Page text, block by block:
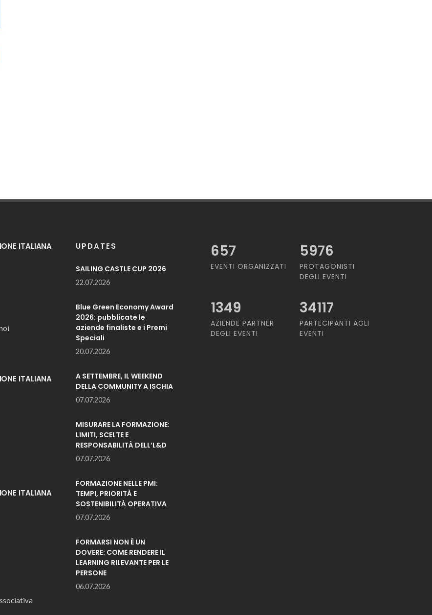
ITALIANA
ITALIANA
ITALIANA
UPDATES
SAILING CASTLE CUP 2026
22.07.2026
Blue Green Economy Award
2026: pubblicate le
aziende finaliste e i Premi
Speciali
20.07.2026
A SETTEMBRE, IL WEEKEND
DELLA COMMUNITY A ISCHIA
07.07.2026
MISURARE LA FORMAZIONE:
LIMITI, SCELTE E
RESPONSABILITÀ DELL’L&D
07.07.2026
FORMAZIONE NELLE PMI:
TEMPI, PRIORITÀ E
SOSTENIBILITÀ OPERATIVA
07.07.2026
FORMARSI NON È UN
DOVERE: COME RENDERE IL
LEARNING RILEVANTE PER LE
PERSONE
06.07.2026
657
EVENTI ORGANIZZATI
5976
PROTAGONISTI
DEGLI EVENTI
1349
AZIENDE PARTNER
DEGLI EVENTI
34117
PARTECIPANTI AGLI
EVENTI